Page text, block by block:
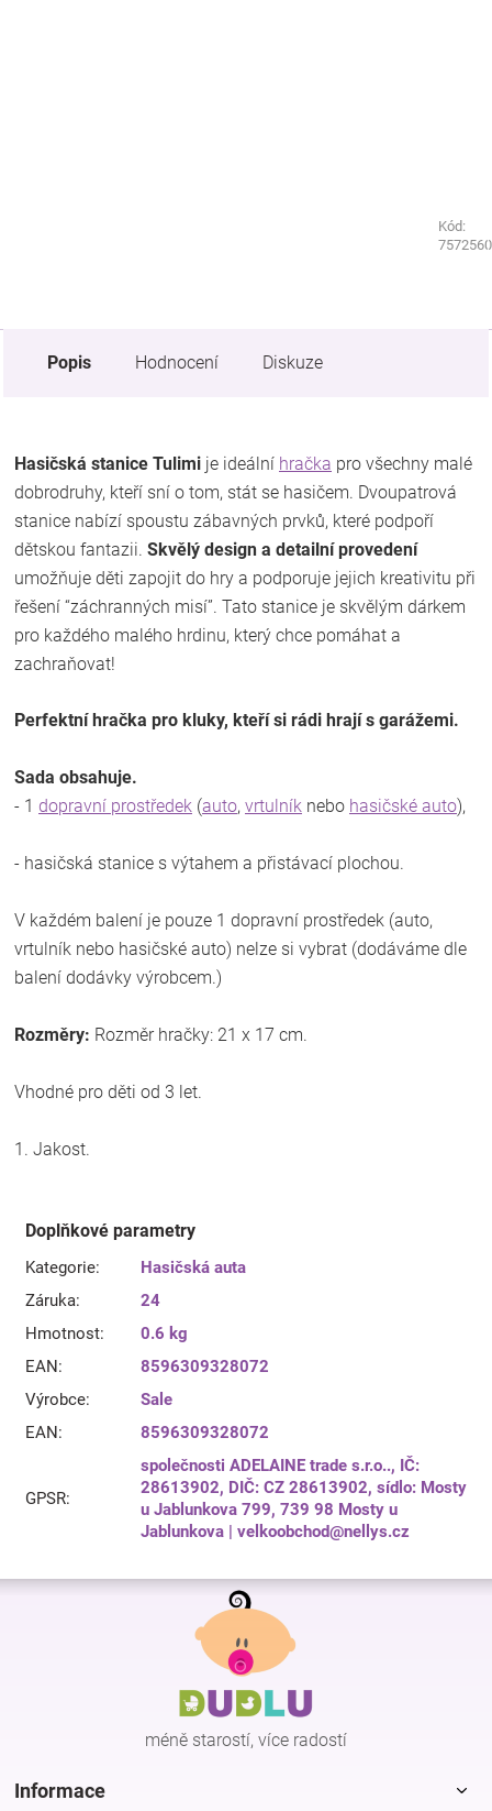
Kód:
Kód:
Popis Hodnocení Diskuze
Hasičská stanice Tulimi je ideální hračka pro všechny malé
dobrodruhy, kteří sní o tom, stát se hasičem. Dvoupatrová
stanice nabízí spoustu zábavných prvků, které podpoří
dětskou fantazii. Skvělý design a detailní provedení
umožňuje děti zapojit do hry a podporuje jejich kreativitu při
řešení “záchranných misí”. Tato stanice je skvělým dárkem
pro každého malého hrdinu, který chce pomáhat a
zachraňovat!
Perfektní hračka pro kluky, kteří si rádi hrají s garážemi.
Sada obsahuje.
- 1 dopravní prostředek (auto, vrtulník nebo hasičské auto),
- hasičská stanice s výtahem a přistávací plochou.
V každém balení je pouze 1 dopravní prostředek (auto,
vrtulník nebo hasičské auto) nelze si vybrat (dodáváme dle
balení dodávky výrobcem.)
Rozměry: Rozměr hračky: 21 x 17 cm.
Vhodné pro děti od 3 let.
1. Jakost.
Doplňkové parametry
Kategorie:
Hasičská auta
Záruka:
24
Hmotnost:
0.6 kg
EAN:
8596309328072
Výrobce:
Sale
EAN: 8596309328072
GPSR:
společnosti ADELAINE trade s.r.o.., IČ:
28613902, DIČ: CZ 28613902, sídlo: Mosty
u Jablunkova 799, 739 98 Mosty u
Jablunkova | velkoobchod@nellys.cz
Z
méně starostí, více radostí
Informace